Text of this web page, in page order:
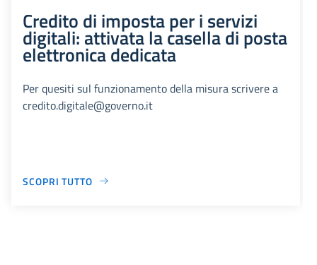
Credito di imposta per i servizi
digitali: attivata la casella di posta
elettronica dedicata
Per quesiti sul funzionamento della misura scrivere a
credito.digitale@governo.it
SCOPRI TUTTO